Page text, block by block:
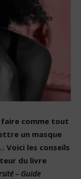
comme tout
un masque
Voici les conseils
du livre
– Guide